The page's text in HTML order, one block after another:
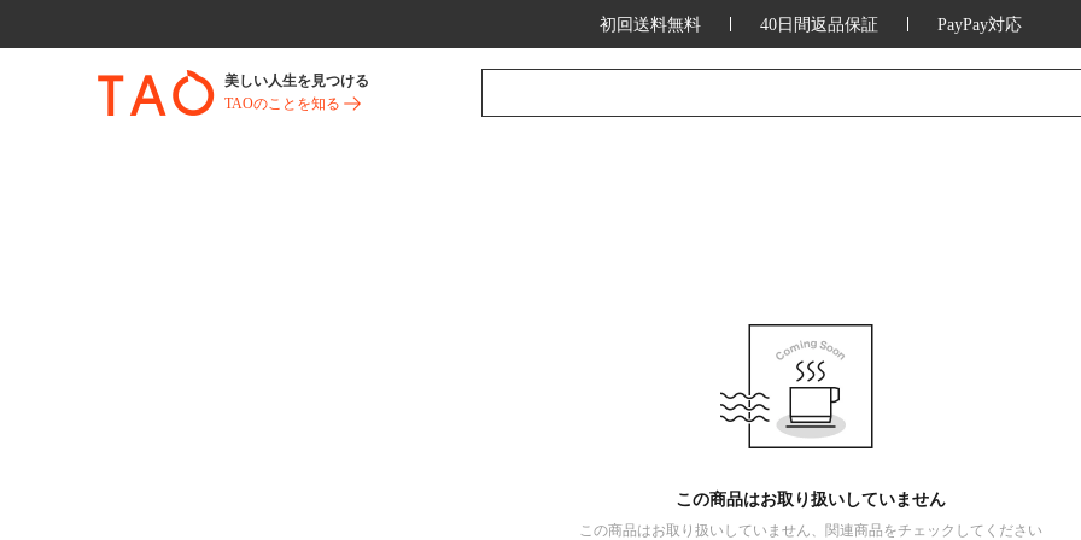
初回送料無料 40日間返品保証 PayPay対応
美しい人生を見つける
TAOのことを知る
この商品はお取り扱いしていません
この商品はお取り扱いしていません、関連商品をチェックしてください